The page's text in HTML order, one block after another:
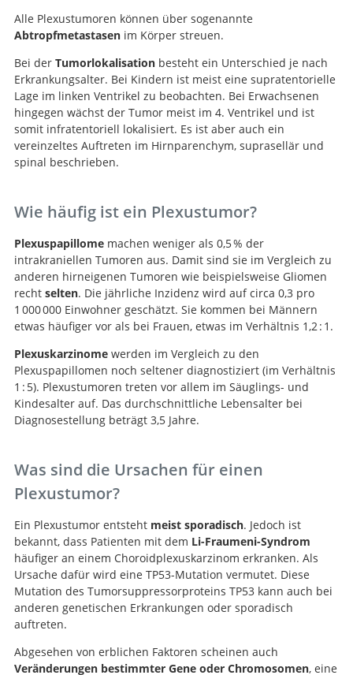
Alle Plexustumoren können über sogenannte
Abtropfmetastasen im Körper streuen.
Bei der Tumorlokalisation besteht ein Unterschied je nach
Erkrankungsalter. Bei Kindern ist meist eine supratentorielle
Lage im linken Ventrikel zu beobachten. Bei Erwachsenen
hingegen wächst der Tumor meist im 4. Ventrikel und ist
somit infratentoriell lokalisiert. Es ist aber auch ein
vereinzeltes Auftreten im Hirnparenchym, suprasellär und
spinal beschrieben.
Wie häufig ist ein Plexustumor?
Plexuspapillomemachen weniger als 0,5 % der
intrakraniellen Tumoren aus. Damit sind sie im Vergleich zu
anderen hirneigenen Tumoren wie beispielsweise Gliomen
recht selten. Die jährliche Inzidenz wird auf circa 0,3 pro
1 000 000 Einwohner geschätzt. Sie kommen bei Männern
etwas häufiger vor als bei Frauen, etwas im Verhältnis 1,2 : 1.
Plexuskarzinomewerden im Vergleich zu den
Plexuspapillomen noch seltener diagnostiziert (im Verhältnis
1 : 5). Plexustumoren treten vor allem im Säuglings- und
Kindesalter auf. Das durchschnittliche Lebensalter bei
Diagnosestellung beträgt 3,5 Jahre.
Was sind die Ursachen für einen
Plexustumor?
Ein Plexustumor entsteht meist sporadisch. Jedoch ist
bekannt, dass Patienten mit dem Li-Fraumeni-Syndrom
häufiger an einem Choroidplexuskarzinom erkranken. Als
Ursache dafür wird eine TP53-Mutation vermutet. Diese
Mutation des Tumorsuppressorproteins TP53 kann auch bei
anderen genetischen Erkrankungen oder sporadisch
auftreten.
Abgesehen von erblichen Faktoren scheinen auch
Veränderungen bestimmter Gene oder Chromosomen, eine